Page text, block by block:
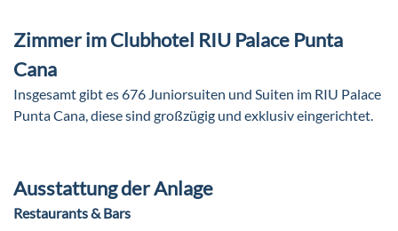
Zimmer im Clubhotel RIU Palace Punta
Cana
Insgesamt gibt es 676 Juniorsuiten und Suiten im RIU Palace
Punta Cana, diese sind großzügig und exklusiv eingerichtet.
Ausstattung der Anlage
Restaurants & Bars